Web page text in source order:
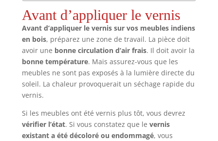
Avant d’appliquer le vernis
Avant d’appliquer le vernis sur vos meubles indiens
en bois, préparez une zone de travail. La pièce doit
avoir une bonne circulation d’air frais. Il doit avoir la
bonne température. Mais assurez-vous que les
meubles ne sont pas exposés à la lumière directe du
soleil. La chaleur provoquerait un séchage rapide du
vernis.
Si les meubles ont été vernis plus tôt, vous devrez
vérifier l’état. Si vous constatez que le vernis
existant a été décoloré ou endommagé, vous